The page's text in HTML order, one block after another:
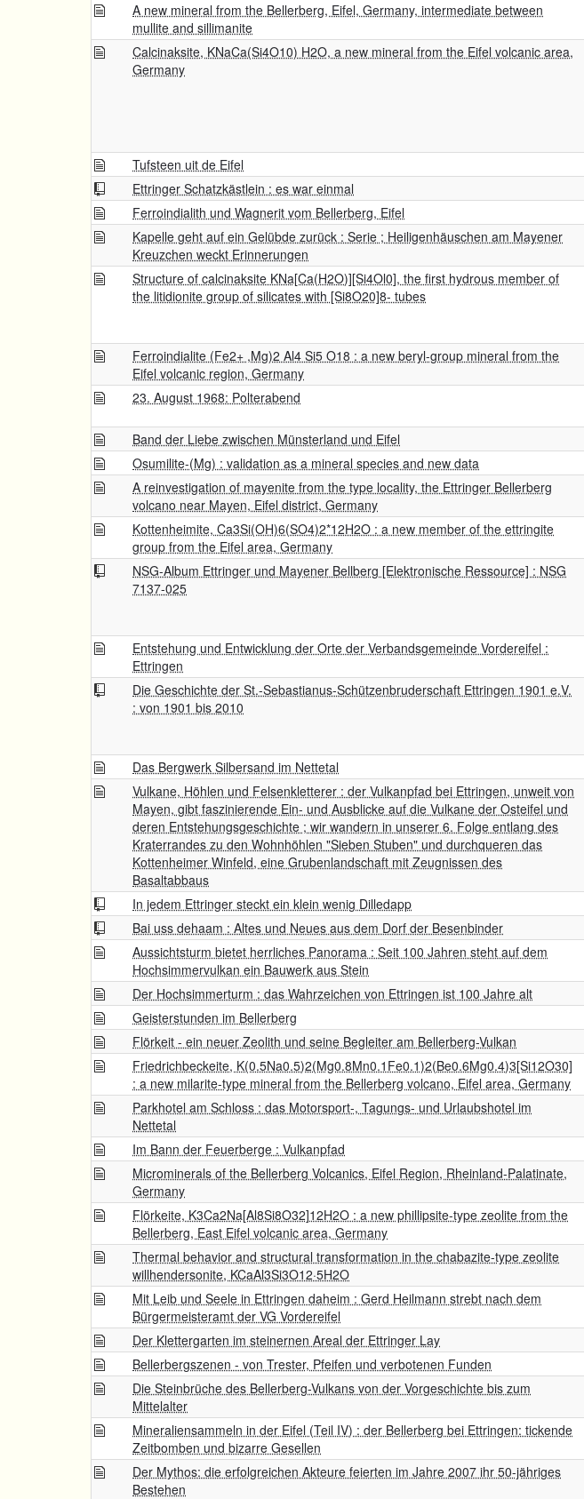
A new mineral from the Bellerberg, Eifel, Germany, intermediate between
mullite and sillimanite
Calcinaksite, KNaCa(Si4O10) H2O, a new mineral from the Eifel volcanic area,
Germany
Tufsteen uit de Eifel
Ettringer Schatzkästlein : es war einmal
Ferroindialith und Wagnerit vom Bellerberg, Eifel
Kapelle geht auf ein Gelübde zurück : Serie ; Heiligenhäuschen am Mayener
Kreuzchen weckt Erinnerungen
Structure of calcinaksite KNa[Ca(H2O)][Si4Ol0], the first hydrous member of
the litidionite group of silicates with [Si8O20]8- tubes
Ferroindialite (Fe2+ ,Mg)2 Al4 Si5 O18 : a new beryl-group mineral from the
Eifel volcanic region, Germany
23. August 1968: Polterabend
Band der Liebe zwischen Münsterland und Eifel
Osumilite-(Mg) : validation as a mineral species and new data
A reinvestigation of mayenite from the type locality, the Ettringer Bellerberg
volcano near Mayen, Eifel district, Germany
Kottenheimite, Ca3Si(OH)6(SO4)2*12H2O : a new member of the ettringite
group from the Eifel area, Germany
NSG-Album Ettringer und Mayener Bellberg [Elektronische Ressource] : NSG
7137-025
Entstehung und Entwicklung der Orte der Verbandsgemeinde Vordereifel :
Ettringen
Die Geschichte der St.-Sebastianus-Schützenbruderschaft Ettringen 1901 e.V.
: von 1901 bis 2010
Das Bergwerk Silbersand im Nettetal
Vulkane, Höhlen und Felsenkletterer : der Vulkanpfad bei Ettringen, unweit von
Mayen, gibt faszinierende Ein- und Ausblicke auf die Vulkane der Osteifel und
deren Entstehungsgeschichte ; wir wandern in unserer 6. Folge entlang des
Kraterrandes zu den Wohnhöhlen "Sieben Stuben" und durchqueren das
Kottenheimer Winfeld, eine Grubenlandschaft mit Zeugnissen des
Basaltabbaus
In jedem Ettringer steckt ein klein wenig Dilledapp
Bai uss dehaam : Altes und Neues aus dem Dorf der Besenbinder
Aussichtsturm bietet herrliches Panorama : Seit 100 Jahren steht auf dem
Hochsimmervulkan ein Bauwerk aus Stein
Der Hochsimmerturm : das Wahrzeichen von Ettringen ist 100 Jahre alt
Geisterstunden im Bellerberg
Flörkeit - ein neuer Zeolith und seine Begleiter am Bellerberg-Vulkan
Friedrichbeckeite, K(0.5Na0.5)2(Mg0.8Mn0.1Fe0.1)2(Be0.6Mg0.4)3[Si12O30]
: a new milarite-type mineral from the Bellerberg volcano, Eifel area, Germany
Parkhotel am Schloss : das Motorsport-, Tagungs- und Urlaubshotel im
Nettetal
Im Bann der Feuerberge : Vulkanpfad
Microminerals of the Bellerberg Volcanics, Eifel Region, Rheinland-Palatinate,
Germany
Flörkeite, K3Ca2Na[Al8Si8O32]12H2O : a new phillipsite-type zeolite from the
Bellerberg, East Eifel volcanic area, Germany
Thermal behavior and structural transformation in the chabazite-type zeolite
willhendersonite, KCaAl3Si3O12·5H2O
Mit Leib und Seele in Ettringen daheim : Gerd Heilmann strebt nach dem
Bürgermeisteramt der VG Vordereifel
Der Klettergarten im steinernen Areal der Ettringer Lay
Bellerbergszenen - von Trester, Pfeifen und verbotenen Funden
Die Steinbrüche des Bellerberg-Vulkans von der Vorgeschichte bis zum
Mittelalter
Mineraliensammeln in der Eifel (Teil IV) : der Bellerberg bei Ettringen: tickende
Zeitbomben und bizarre Gesellen
Der Mythos: die erfolgreichen Akteure feierten im Jahre 2007 ihr 50-jähriges
Bestehen